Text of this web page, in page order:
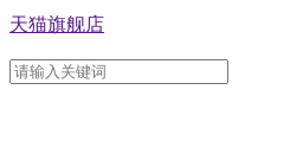
天猫旗舰店